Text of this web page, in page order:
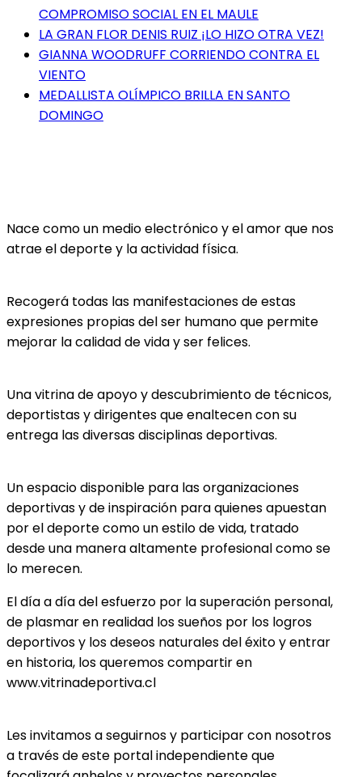
COMPROMISO SOCIAL EN EL MAULE
LA GRAN FLOR DENIS RUIZ ¡LO HIZO OTRA VEZ!
GIANNA WOODRUFF CORRIENDO CONTRA EL
VIENTO
MEDALLISTA OLÍMPICO BRILLA EN SANTO
DOMINGO
Nace como un medio electrónico y el amor que nos
atrae el deporte y la actividad física.
Recogerá todas las manifestaciones de estas
expresiones propias del ser humano que permite
mejorar la calidad de vida y ser felices.
Una vitrina de apoyo y descubrimiento de técnicos,
deportistas y dirigentes que enaltecen con su
entrega las diversas disciplinas deportivas.
Un espacio disponible para las organizaciones
deportivas y de inspiración para quienes apuestan
por el deporte como un estilo de vida, tratado
desde una manera altamente profesional como se
lo merecen.
El día a día del esfuerzo por la superación personal,
de plasmar en realidad los sueños por los logros
deportivos y los deseos naturales del éxito y entrar
en historia, los queremos compartir en
www.vitrinadeportiva.cl
Les invitamos a seguirnos y participar con nosotros
a través de este portal independiente que